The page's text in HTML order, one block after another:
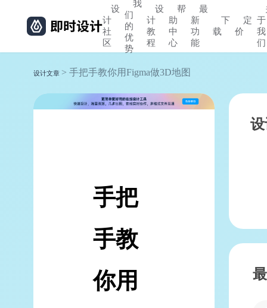
设
计
社
区
我
们
的
优
势
设
计
教
程
帮
助
中
心
最
新
功
能
下
载
定
价
于
我
们
设计文章 > 手把手教你用Figma做3D地图
手把
手教
你用